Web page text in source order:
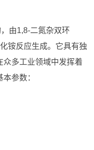
由1,8-二氮杂双环
铵反应生成。它具有独
多工业领域中发挥着
参数：